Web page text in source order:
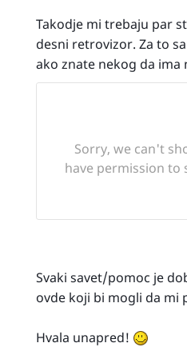
Takodje mi trebaju par
desni retrovizor. Za to
ako znate nekog da ima
Svaki savet/pomoc je
ovde koji bi mogli da mi
Hvala unapred!